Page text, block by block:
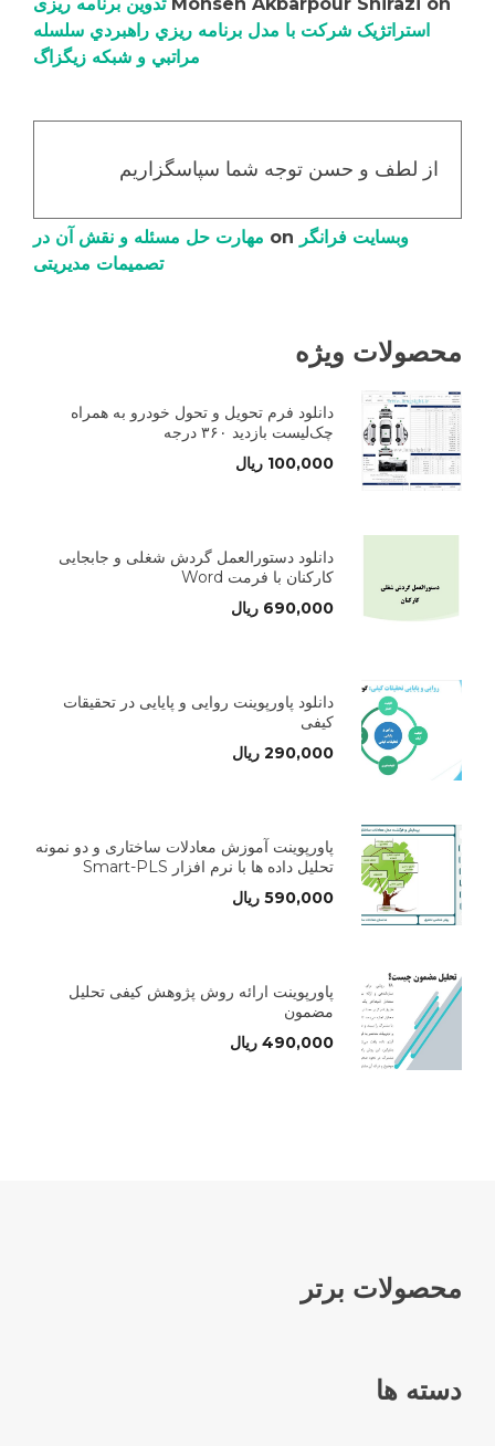
استراتژیک شرکت با مدل برنامه ریزي راهبردي سلسله
مراتبي و شبکه زیگزاگ
از لطف و حسن توجه شما سپاسگزاریم
وبسایت فرانگر
مهارت حل مسئله و نقش آن در
تصمیمات مدیریتی
محصولات ویژه
دانلود فرم تحویل و تحول خودرو به همراه
چک‌لیست بازدید ۳۶۰ درجه
100,000 ریال
دانلود دستورالعمل گردش شغلی و جابجایی
کارکنان با فرمت Word
690,000 ریال
دانلود پاورپوینت روایی و پایایی در تحقیقات
کیفی
290,000 ریال
پاورپوینت آموزش معادلات ساختاری و دو نمونه
تحلیل داده ها با نرم افزار Smart-PLS
590,000 ریال
پاورپوینت ارائه روش پژوهش کیفی تحلیل
مضمون
490,000 ریال
محصولات برتر
دسته ها